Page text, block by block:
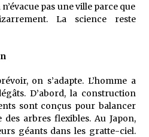
pas une ville parce que
La science reste
on s’adapte. L’homme a
D’abord, la construction
sont conçus pour balancer
des arbres flexibles. Au Japon,
géants dans les gratte-ciel.